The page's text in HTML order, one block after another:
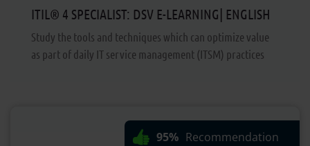
ITIL® 4 SPECIALIST: DSV E-LEARNING| ENGLISH
Study the tools and techniques which can optimize value
as part of daily IT service management (ITSM) practices
95% Recommendation